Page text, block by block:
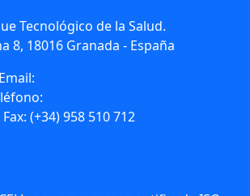
Tecnológico de la Salud.
8, 18016 Granada - España
Email:
Fax: (+34) 958 510 712